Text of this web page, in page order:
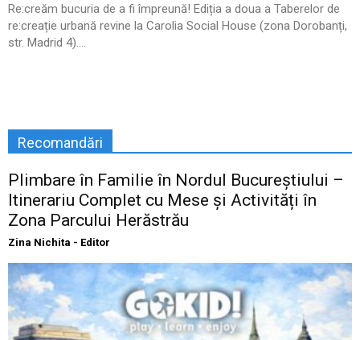
Re:creăm bucuria de a fi împreună! Ediția a doua a Taberelor de
re:creație urbană revine la Carolia Social House (zona Dorobanți,
str. Madrid 4)....
Recomandări
Plimbare în Familie în Nordul Bucureștiului –
Itinerariu Complet cu Mese și Activități în
Zona Parcului Herăstrău
Zina Nichita - Editor